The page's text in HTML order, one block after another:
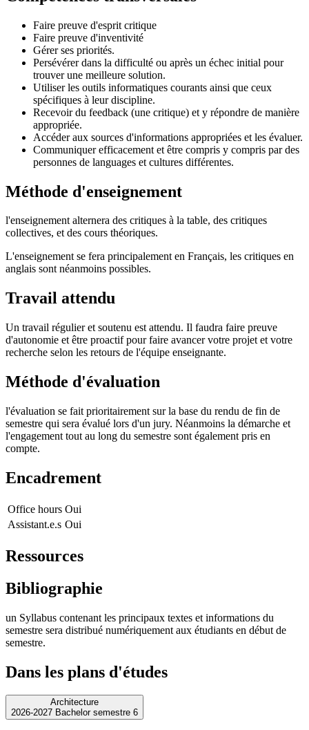
Faire preuve d'esprit critique
Faire preuve d'inventivité
Gérer ses priorités.
Persévérer dans la difficulté ou après un échec initial pour
trouver une meilleure solution.
Utiliser les outils informatiques courants ainsi que ceux
spécifiques à leur discipline.
Recevoir du feedback (une critique) et y répondre de manière
appropriée.
Accéder aux sources d'informations appropriées et les évaluer.
Communiquer efficacement et être compris y compris par des
personnes de languages et cultures différentes.
Méthode d'enseignement
l'enseignement alternera des critiques à la table, des critiques
collectives, et des cours théoriques.
L'enseignement se fera principalement en Français, les critiques en
anglais sont néanmoins possibles.
Travail attendu
Un travail régulier et soutenu est attendu. Il faudra faire preuve
d'autonomie et être proactif pour faire avancer votre projet et votre
recherche selon les retours de l'équipe enseignante.
Méthode d'évaluation
l'évaluation se fait prioritairement sur la base du rendu de fin de
semestre qui sera évalué lors d'un jury. Néanmoins la démarche et
l'engagement tout au long du semestre sont également pris en
compte.
Encadrement
Office hours Oui
Assistant.e.s Oui
Ressources
Bibliographie
un Syllabus contenant les principaux textes et informations du
semestre sera distribué numériquement aux étudiants en début de
semestre.
Dans les plans d'études
Architecture
2026-2027 Bachelor semestre 6